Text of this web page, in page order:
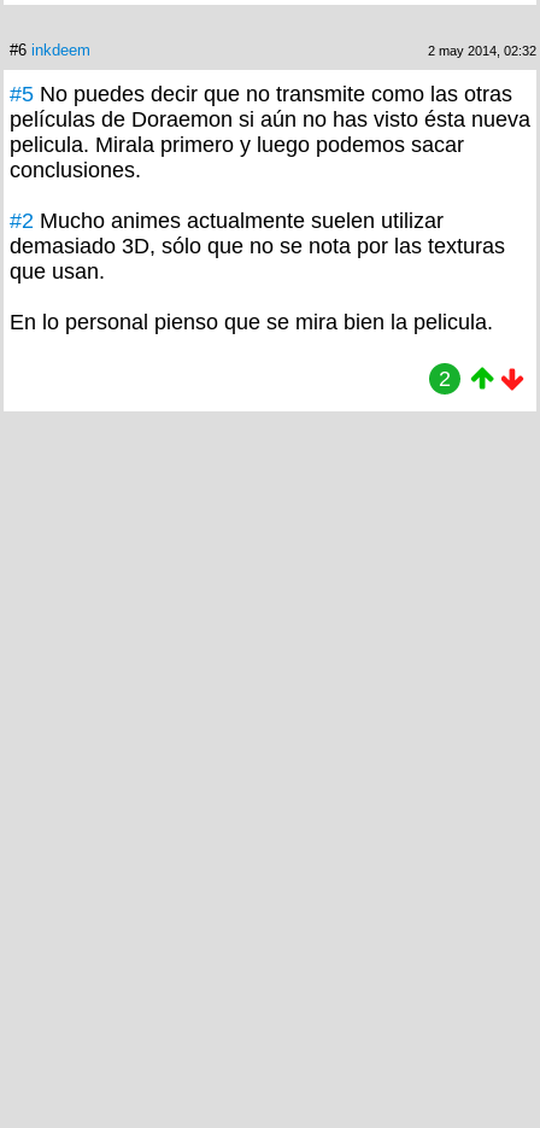
#6 inkdeem 2 may 2014, 02:32
#5 No puedes decir que no transmite como las otras
películas de Doraemon si aún no has visto ésta nueva
pelicula. Mirala primero y luego podemos sacar
conclusiones.
#2 Mucho animes actualmente suelen utilizar
demasiado 3D, sólo que no se nota por las texturas
que usan.
En lo personal pienso que se mira bien la pelicula.
2